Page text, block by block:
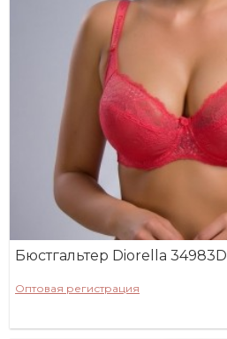
Бюстгальтер Diorella 34983D
Оптовая регистрация